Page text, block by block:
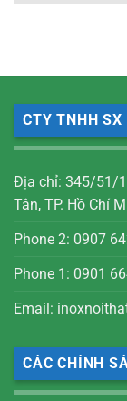
CTY TNHH
Địa chỉ: 345/51/
Tân, TP. Hồ Chí
Phone 2: 0907
Phone 1: 0901
Email:
CÁC CHÍNH